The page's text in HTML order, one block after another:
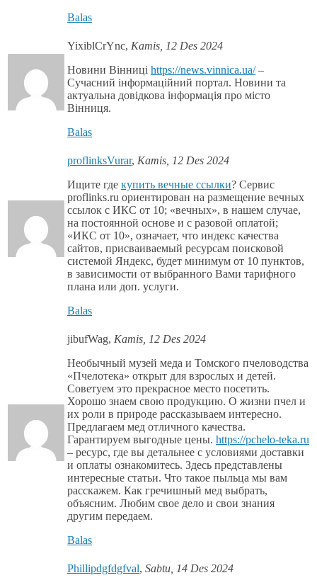
Balas
YixiblCrYnc, Kamis, 12 Des 2024
Новини Вінниці https://news.vinnica.ua/–
Сучасний інформаційний портал. Новини та
актуальна довідкова інформація про місто
Вінниця.
Balas
proflinksVurar, Kamis, 12 Des 2024
Ищите где купить вечные ссылки? Сервис
proflinks.ru ориентирован на размещение вечных
ссылок с ИКС от 10; «вечных», в нашем случае,
на постоянной основе и с разовой оплатой;
«ИКС от 10», означает, что индекс качества
сайтов, присваиваемый ресурсам поисковой
системой Яндекс, будет минимум от 10 пунктов,
в зависимости от выбранного Вами тарифного
плана или доп. услуги.
Balas
jibufWag, Kamis, 12 Des 2024
Необычный музей меда и Томского пчеловодства
«Пчелотека» открыт для взрослых и детей.
Советуем это прекрасное место посетить.
Хорошо знаем свою продукцию. О жизни пчел и
их роли в природе рассказываем интересно.
Предлагаем мед отличного качества.
Гарантируем выгодные цены. https://pchelo-teka.ru
– ресурс, где вы детальнее с условиями доставки
и оплаты ознакомитесь. Здесь представлены
интересные статьи. Что такое пыльца мы вам
расскажем. Как гречишный мед выбрать,
объясним. Любим свое дело и свои знания
другим передаем.
Balas
Phillipdgfdgfval, Sabtu, 14 Des 2024